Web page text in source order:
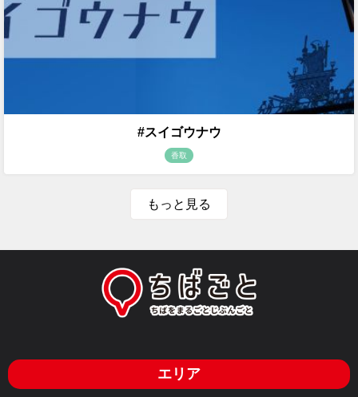
#スイゴウナウ
香取
もっと見る
エリア